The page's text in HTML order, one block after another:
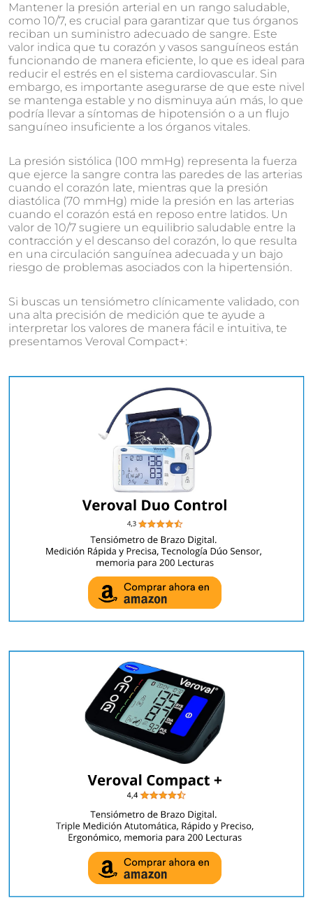
Mantener la presión arterial en un rango saludable,
como 10/7, es crucial para garantizar que tus órganos
reciban un suministro adecuado de sangre. Este
valor indica que tu corazón y vasos sanguíneos están
funcionando de manera eficiente, lo que es ideal para
reducir el estrés en el sistema cardiovascular. Sin
embargo, es importante asegurarse de que este nivel
se mantenga estable y no disminuya aún más, lo que
podría llevar a síntomas de hipotensión o a un flujo
sanguíneo insuficiente a los órganos vitales.
La presión sistólica (100 mmHg) representa la fuerza
que ejerce la sangre contra las paredes de las arterias
cuando el corazón late, mientras que la presión
diastólica (70 mmHg) mide la presión en las arterias
cuando el corazón está en reposo entre latidos. Un
valor de 10/7 sugiere un equilibrio saludable entre la
contracción y el descanso del corazón, lo que resulta
en una circulación sanguínea adecuada y un bajo
riesgo de problemas asociados con la hipertensión.
Si buscas un tensiómetro clínicamente validado, con
una alta precisión de medición que te ayude a
interpretar los valores de manera fácil e intuitiva, te
presentamos Veroval Compact+: